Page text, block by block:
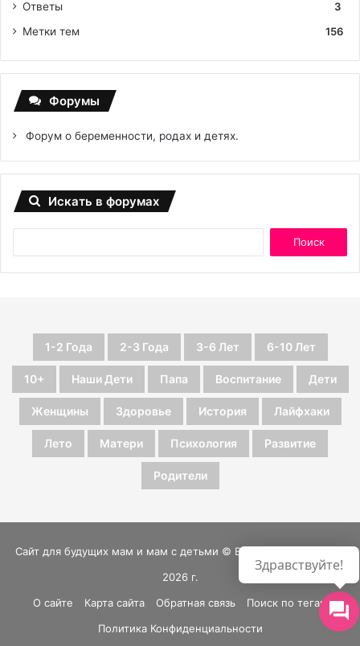
Ответы
3
Метки тем
156
Форумы
Форум о беременности, родах и детях.
Искать в форумах
1-2 Года 2-3 Года 3-6 Лет 6-10 Лет
10+ Наши Дети Папа Воспитание Дети
Женщины Здоровье История Лайфхаки
Лето Матери Психология Развитие
Родители
Сайт для будущих мам и мам с детьми © Все права защищены
2026 г.
О сайте
Карта сайта Обратная связь
Поиск по тегам
Политика Конфиденциальности
Здравствуйте!